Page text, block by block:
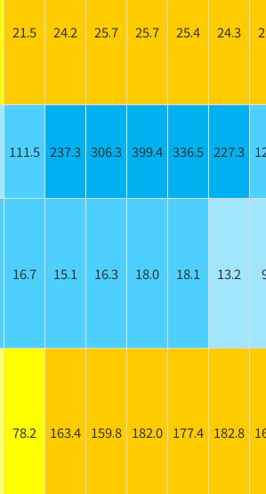
21.5 24.2 25.7 25.7 25.4 24.3
111.5 237.3 306.3 399.4 336.5 227.3
16.7 15.1 16.3 18.0 18.1 13.2
78.2 163.4 159.8 182.0 177.4 182.8